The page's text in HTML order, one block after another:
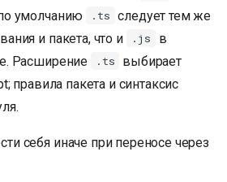
умолчанию
.ts следует тем же
и пакета, что и
.js
в
Расширение
.ts
выбирает
правила пакета и синтаксис
себя иначе при переносе через